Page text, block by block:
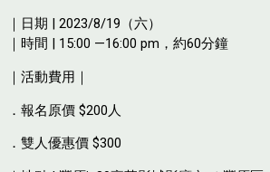
｜日期 | 2023/8/19（六）
｜時間 | 15:00 —16:00 pm，約60分鐘
｜活動費用｜
．報名原價 $200人
．雙人優惠價 $300